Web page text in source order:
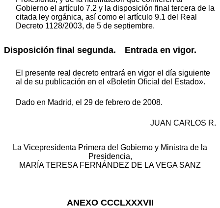
Gobierno el artículo 7.2 y la disposición final tercera de la
citada ley orgánica, así como el artículo 9.1 del Real
Decreto 1128/2003, de 5 de septiembre.
Disposición final segunda. Entrada en vigor.
El presente real decreto entrará en vigor el día siguiente
al de su publicación en el «Boletín Oficial del Estado».
Dado en Madrid, el 29 de febrero de 2008.
JUAN CARLOS R.
La Vicepresidenta Primera del Gobierno y Ministra de la
Presidencia,
MARÍA TERESA FERNÁNDEZ DE LA VEGA SANZ
ANEXO CCCLXXXVII